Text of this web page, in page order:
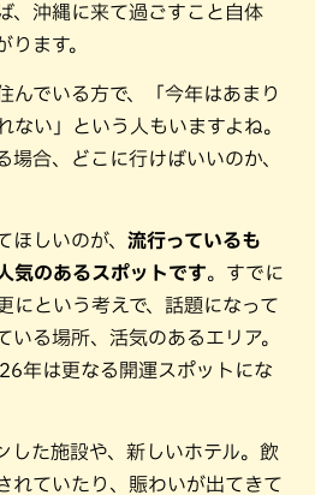
、沖縄に来て過ごすこと自体
ります。
んでいる方で、「今年はあまり
ない」という人もいますよね。
場合、どこに行けばいいのか、
ほしいのが、 流行っているも
気のあるスポットです。すでに
にという考えで、話題になって
いる場所、活気のあるエリア。
年は更なる開運スポットにな
した施設や、新しいホテル。飲
れていたり、賑わいが出てきて